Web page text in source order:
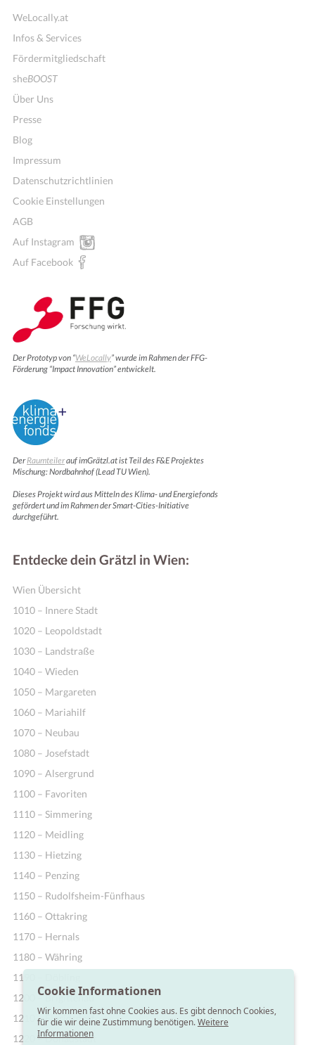
WeLocally.at
Infos & Services
Fördermitgliedschaft
sheBOOST
Über Uns
Presse
Blog
Impressum
Datenschutzrichtlinien
Cookie Einstellungen
AGB
Auf Instagram
Auf Facebook
Der Prototyp von “WeLocally” wurde im Rahmen der FFG-
Förderung “Impact Innovation” entwickelt.
DerRaumteilerauf imGrätzl.at ist Teil des F&E Projektes
Mischung: Nordbahnhof (Lead TU Wien).
Dieses Projekt wird aus Mitteln des Klima- und Energiefonds
gefördert und im Rahmen der Smart-Cities-Initiative
durchgeführt.
Entdecke dein Grätzl in Wien:
Wien Übersicht
1010 – Innere Stadt
1020 – Leopoldstadt
1030 – Landstraße
1040 – Wieden
1050 – Margareten
1060 – Mariahilf
1070 – Neubau
1080 – Josefstadt
1090 – Alsergrund
1100 – Favoriten
1110 – Simmering
1120 – Meidling
1130 – Hietzing
1140 – Penzing
1150 – Rudolfsheim-Fünfhaus
1160 – Ottakring
1170 – Hernals
1180 – Währing
1190 – Döbling
1200 – Brigittenau
1210 – Floridsdorf
1220 – Donaustadt
Cookie Informationen
Wir kommen fast ohne Cookies aus. Es gibt dennoch Cookies,
für die wir deine Zustimmung benötigen.Weitere
Informationen